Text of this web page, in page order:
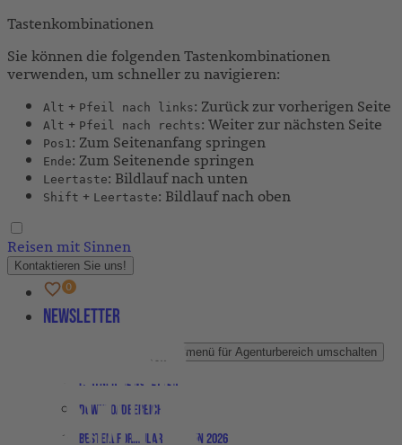
Tastenkombinationen
Sie können die folgenden Tastenkombinationen
verwenden, um schneller zu navigieren:
Alt + Pfeil nach links: Zurück zur vorherigen Seite
Alt + Pfeil nach rechts: Weiter zur nächsten Seite
Pos1: Zum Seitenanfang springen
Ende: Zum Seitenende springen
Leertaste: Bildlauf nach unten
Shift + Leertaste: Bildlauf nach oben
Reisen mit Sinnen
Kontaktieren Sie uns!
Newsletter
Untermenü für Agenturbereich umschalten
Downloadbereich
Bestellformular Magazin 2026